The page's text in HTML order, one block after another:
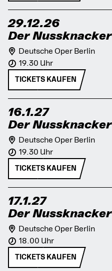
29.12.26
Der Nussknacker
Deutsche Oper Berlin
19.30 Uhr
TICKETS KAUFEN
16.1.27
Der Nussknacker
Deutsche Oper Berlin
19.30 Uhr
TICKETS KAUFEN
17.1.27
Der Nussknacker
Deutsche Oper Berlin
18.00 Uhr
TICKETS KAUFEN